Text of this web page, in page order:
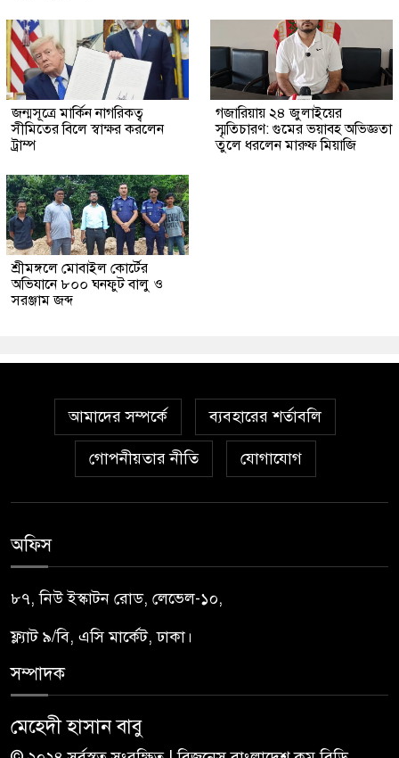
জন্মসূত্রে মার্কিন নাগরিকত্ব
সীমিতের বিলে স্বাক্ষর করলেন
ট্রাম্প
গজারিয়ায় ২৪ জুলাইয়ের
স্মৃতিচারণ: গুমের ভয়াবহ অভিজ্ঞতা
তুলে ধরলেন মারুফ মিয়াজি
শ্রীমঙ্গলে মোবাইল কোর্টের
অভিযানে ৮০০ ঘনফুট বালু ও
সরঞ্জাম জব্দ
আমাদের সম্পর্কে ব্যবহারের শর্তাবলি
গোপনীয়তার নীতি যোগাযোগ
অফিস
৮৭, নিউ ইস্কাটন রোড, লেভেল-১০,
ফ্ল্যাট ৯/বি, এসি মার্কেট, ঢাকা।
সম্পাদক
মেহেদী হাসান বাবু